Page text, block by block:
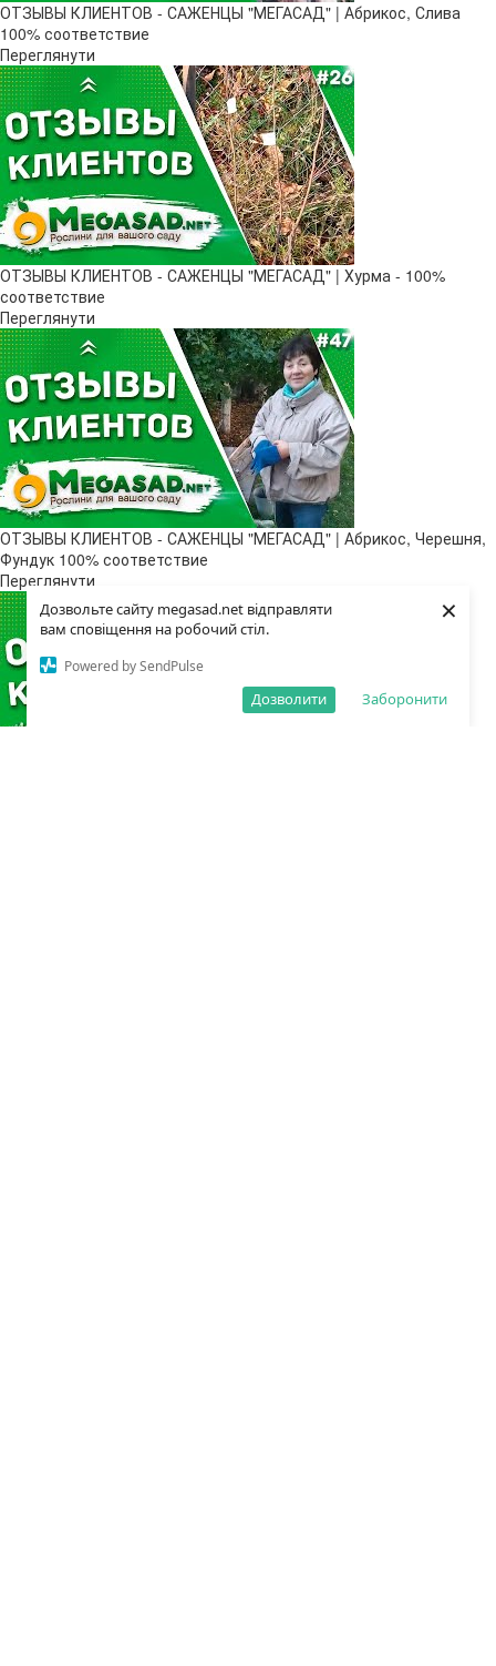
Дозвольте сайту megasad.net відправляти
вам сповіщення на робочий стіл.
Powered by SendPulse
Заборонити
Дозволити
×
ОТЗЫВЫ КЛИЕНТОВ - САЖЕНЦЫ "МЕГАСАД" | Абрикос, Слива
100% соответствие
Переглянути
ОТЗЫВЫ КЛИЕНТОВ - САЖЕНЦЫ "МЕГАСАД" | Хурма - 100%
соответствие
Переглянути
ОТЗЫВЫ КЛИЕНТОВ - САЖЕНЦЫ "МЕГАСАД" | Абрикос, Черешня,
Фундук 100% соответствие
Переглянути